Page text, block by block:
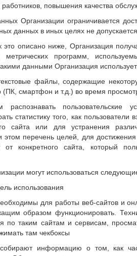
повышения качества
Организации ограничивается
данных в иных целях не допускается.
это описано ниже, Организация
программ,
данными Организация
файлы, содержащие
(ПК, смартфон и т.д.) во время
пользовательские
статистику того, как
сайта или для устранения
этом перечень целей, для
конкретного сайта, который
могут использоваться
использования
для работы веб-сайтов и
образом функционировать.
по таким сайтам и сервисам,
там чекбоксы
информацию о том, как